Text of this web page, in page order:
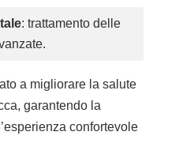
: trattamento delle
a migliorare la salute
garantendo la
confortevole